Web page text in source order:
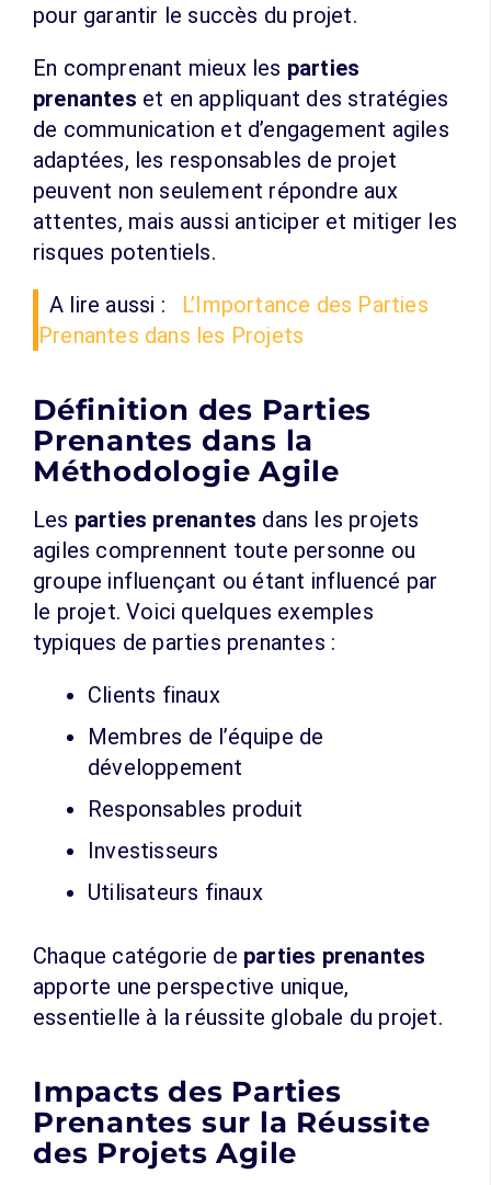
pour garantir le succès du projet.
En comprenant mieux les parties
prenantes et en appliquant des stratégies
de communication et d’engagement agiles
adaptées, les responsables de projet
peuvent non seulement répondre aux
attentes, mais aussi anticiper et mitiger les
risques potentiels.
A lire aussi :
L’Importance des Parties
Prenantes dans les Projets
Définition des Parties
Prenantes dans la
Méthodologie Agile
Les parties prenantes dans les projets
agiles comprennent toute personne ou
groupe influençant ou étant influencé par
le projet. Voici quelques exemples
typiques de parties prenantes :
Clients finaux
Membres de l’équipe de
développement
Responsables produit
Investisseurs
Utilisateurs finaux
Chaque catégorie de parties prenantes
apporte une perspective unique,
essentielle à la réussite globale du projet.
Impacts des Parties
Prenantes sur la Réussite
des Projets Agile